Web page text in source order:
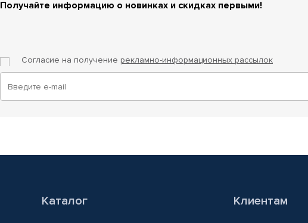
Получайте информацию о новинках и скидках первыми!
Согласие на получение рекламно-информационных рассылок
Каталог Клиентам